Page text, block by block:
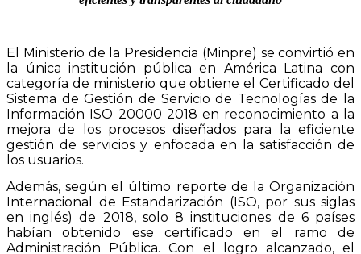
El Ministerio de la Presidencia (Minpre) se convirtió en
la única institución pública en América Latina con
categoría de ministerio que obtiene el Certificado del
Sistema de Gestión de Servicio de Tecnologías de la
Información ISO 20000 2018 en reconocimiento a la
mejora de los procesos diseñados para la eficiente
gestión de servicios y enfocada en la satisfacción de
los usuarios.
Además, según el último reporte de la Organización
Internacional de Estandarización (ISO, por sus siglas
en inglés) de 2018, solo 8 instituciones de 6 países
habían obtenido ese certificado en el ramo de
Administración Pública. Con el logro alcanzado, el